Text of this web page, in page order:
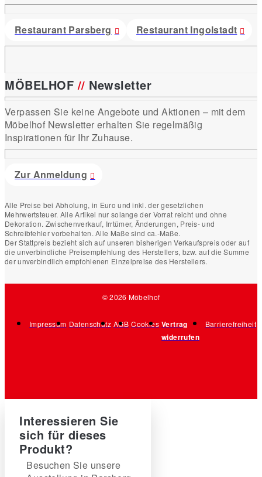
Restaurant Parsberg Restaurant Ingolstadt
MÖBELHOF// Newsletter
Verpassen Sie keine Angebote und Aktionen – mit dem
Möbelhof Newsletter erhalten Sie regelmäßig
Inspirationen für Ihr Zuhause.
Zur Anmeldung
Alle Preise bei Abholung, in Euro und inkl. der gesetzlichen
Mehrwertsteuer. Alle Artikel nur solange der Vorrat reicht und ohne
Dekoration. Zwischenverkauf, Irrtümer, Änderungen, Preis- und
Schreibfehler vorbehalten. Alle Maße sind ca.-Maße.
Der Stattpreis bezieht sich auf unseren bisherigen Verkaufspreis oder auf
die unverbindliche Preisempfehlung des Herstellers, bzw. auf die Summe
der unverbindlich empfohlenen Einzelpreise des Herstellers.
© 2026 Möbelhof
Impressum Datenschutz AGB Cookies Vertrag
widerrufen
Barrierefreiheit
Interessieren Sie
sich für dieses
Produkt?
Besuchen Sie unsere